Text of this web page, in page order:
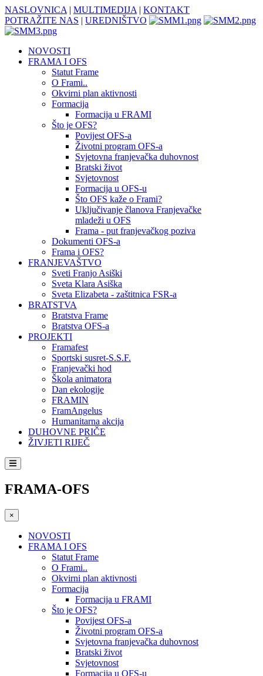
NASLOVNICA | MULTIMEDIJA | KONTAKT
POTRAŽITE NAS | UREDNIŠTVO
NOVOSTI
FRAMA I OFS
Statut Frame
O Frami..
Okvirni plan aktivnosti
Formacija
Formacija u FRAMI
Što je OFS?
Povijest OFS-a
Životni program OFS-a
Svjetovna franjevačka duhovnost
Bratski život
Svjetovnost
Formacija u OFS-u
Što OFS kaže o Frami?
Uključivanje članova Franjevačke
mladeži u OFS
Frama - put franjevačkog poziva
Dokumenti OFS-a
Frama i OFS?
FRANJEVAŠTVO
Sveti Franjo Asiški
Sveta Klara Asiška
Sveta Elizabeta - zaštitnica FSR-a
BRATSTVA
Bratstva Frame
Bratstva OFS-a
PROJEKTI
Framafest
Sportski susret-S.S.F.
Franjevački hod
Škola animatora
Dan ekologije
FRAMIN
FramAngelus
Humanitarna akcija
DUHOVNE PRIČE
ŽIVJETI RIJEČ
FRAMA-OFS
×
NOVOSTI
FRAMA I OFS
Statut Frame
O Frami..
Okvirni plan aktivnosti
Formacija
Formacija u FRAMI
Što je OFS?
Povijest OFS-a
Životni program OFS-a
Svjetovna franjevačka duhovnost
Bratski život
Svjetovnost
Formacija u OFS-u